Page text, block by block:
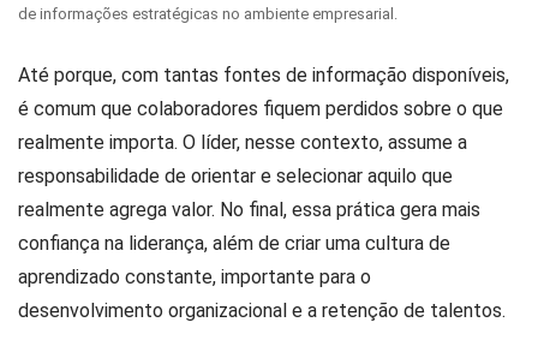
de informações estratégicas no ambiente empresarial.
Até porque, com tantas fontes de informação disponíveis,
é comum que colaboradores fiquem perdidos sobre o que
realmente importa. O líder, nesse contexto, assume a
responsabilidade de orientar e selecionar aquilo que
realmente agrega valor. No final, essa prática gera mais
confiança na liderança, além de criar uma cultura de
aprendizado constante, importante para o
desenvolvimento organizacional e a retenção de talentos.